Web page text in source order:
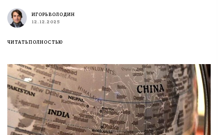
ИГОРЬ ВОЛОДИН
12.12.2025
ЧИТАТЬ ПОЛНОСТЬЮ